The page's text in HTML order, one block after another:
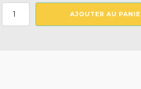
quantité
AJOUTER AU